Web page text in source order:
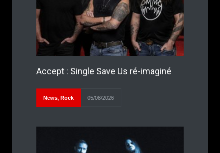
Accept : Single Save Us ré-imaginé
News, Rock 05/08/2026